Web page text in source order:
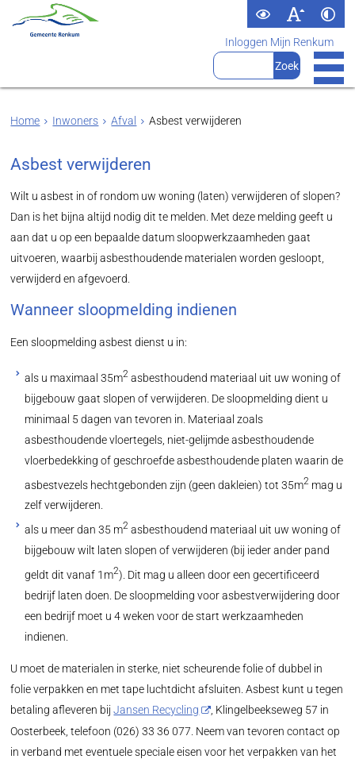
Inloggen Mijn Renkum
Home Inwoners Afval Asbest verwijderen
Asbest verwijderen
Wilt u asbest in of rondom uw woning (laten) verwijderen of slopen?
Dan is het bijna altijd nodig dit te melden. Met deze melding geeft u
aan dat u op een bepaalde datum sloopwerkzaamheden gaat
uitvoeren, waarbij asbesthoudende materialen worden gesloopt,
verwijderd en afgevoerd.
Wanneer sloopmelding indienen
Een sloopmelding asbest dienst u in:
als u maximaal 35m2asbesthoudend materiaal uit uw woning of
bijgebouw gaat slopen of verwijderen. De sloopmelding dient u
minimaal 5 dagen van tevoren in. Materiaal zoals
asbesthoudende vloertegels, niet-gelijmde asbesthoudende
vloerbedekking of geschroefde asbesthoudende platen waarin de
asbestvezels hechtgebonden zijn (geen dakleien) tot 35m2mag u
zelf verwijderen.
als u meer dan 35 m2asbesthoudend materiaal uit uw woning of
bijgebouw wilt laten slopen of verwijderen (bij ieder ander pand
geldt dit vanaf 1m2). Dit mag u alleen door een gecertificeerd
bedrijf laten doen. De sloopmelding voor asbestverwijdering door
een bedrijf moet u 4 weken voor de start werkzaamheden
indienen.
U moet de materialen in sterke, niet scheurende folie of dubbel in
folie verpakken en met tape luchtdicht afsluiten. Asbest kunt u tegen
betaling afleveren bijJansen Recycling
, Klingelbeekseweg 57 in
Oosterbeek, telefoon (026) 33 36 077. Neem van tevoren contact op
in verband met eventuele speciale eisen voor het verpakken van het